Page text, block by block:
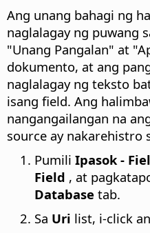
Ang unang bahagi ng
naglalagay ng puwang
"Unang Pangalan" at
dokumento, at ang
naglalagay ng teksto
isang field. Ang
nangangailangan na
source ay nakarehistro
Pumili Ipasok -
Field , at
Database tab.
Sa Uri list, i-click